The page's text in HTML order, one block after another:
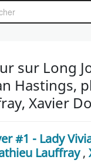
sur Long
Hastings,
Xavier
#1 - Lady
Lauffray,